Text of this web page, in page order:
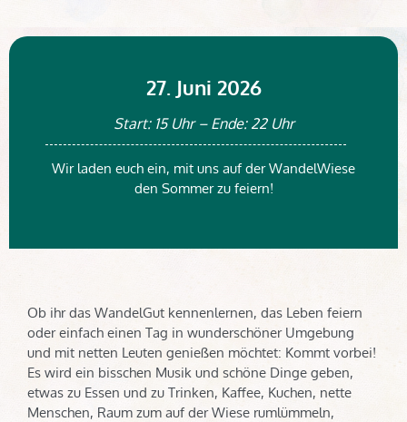
27. Juni 2026
Start: 15 Uhr – Ende: 22 Uhr
Wir laden euch ein, mit uns auf der WandelWiese
den Sommer zu feiern!
Ob ihr das WandelGut kennenlernen, das Leben feiern
oder einfach einen Tag in wunderschöner Umgebung
und mit netten Leuten genießen möchtet: Kommt vorbei!
Es wird ein bisschen Musik und schöne Dinge geben,
etwas zu Essen und zu Trinken, Kaffee, Kuchen, nette
Menschen, Raum zum auf der Wiese rumlümmeln,